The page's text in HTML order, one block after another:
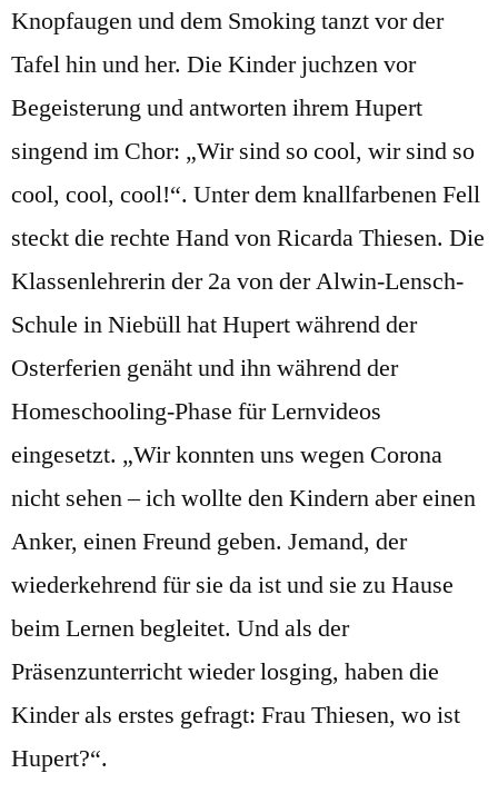
Knopfaugen und dem Smoking tanzt vor der
Tafel hin und her. Die Kinder juchzen vor
Begeisterung und antworten ihrem Hupert
singend im Chor: „Wir sind so cool, wir sind so
cool, cool, cool!“. Unter dem knallfarbenen Fell
steckt die rechte Hand von Ricarda Thiesen. Die
Klassenlehrerin der 2a von der Alwin-Lensch-
Schule in Niebüll hat Hupert während der
Osterferien genäht und ihn während der
Homeschooling-Phase für Lernvideos
eingesetzt. „Wir konnten uns wegen Corona
nicht sehen – ich wollte den Kindern aber einen
Anker, einen Freund geben. Jemand, der
wiederkehrend für sie da ist und sie zu Hause
beim Lernen begleitet. Und als der
Präsenzunterricht wieder losging, haben die
Kinder als erstes gefragt: Frau Thiesen, wo ist
Hupert?“.